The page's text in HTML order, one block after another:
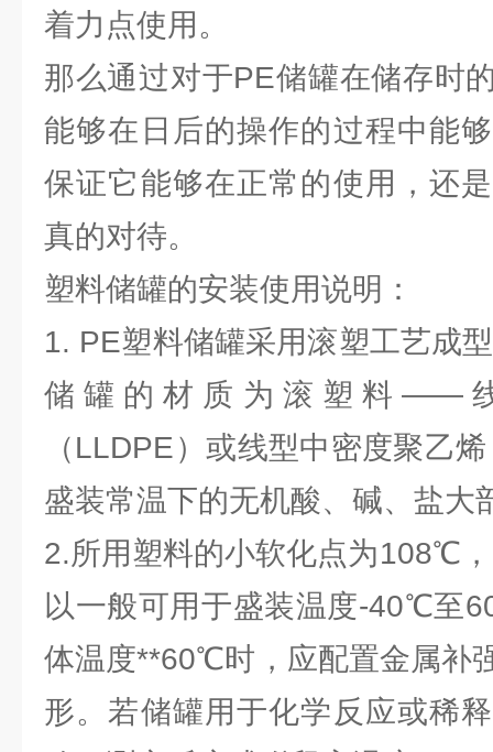
着力点使用。
那么通过对于PE储罐在储存时
能够在日后的操作的过程中能
保证它能够在正常的使用，还
真的对待。
塑料储罐的安装使用说明：
1. PE塑料储罐采用滚塑工艺成
储罐的材质为滚塑料——
（LLDPE）或线型中密度聚乙
盛装常温下的无机酸、碱、盐大
2.所用塑料的小软化点为108℃
以一般可用于盛装温度-40℃至
体温度**60℃时，应配置金属补
形。若储罐用于化学反应或稀